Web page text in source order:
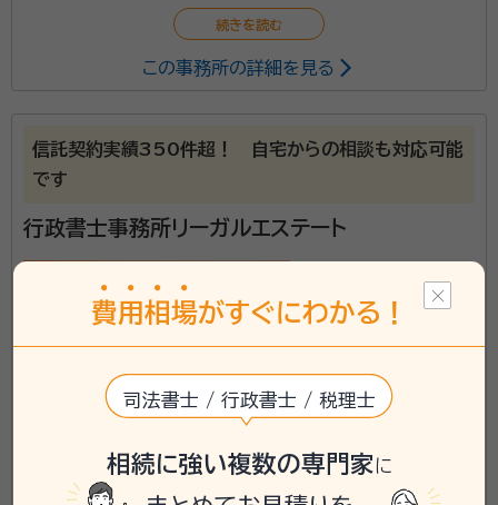
この事務所の詳細を見る
信託契約実績350件超！ 自宅からの相談も対応可能
です
行政書士事務所リーガルエステート
東京都杉並区に対応可能
費用 相場がすぐにわかる！
司法書士 / 行政書士 / 税理士
相続に強い複数の専門家に